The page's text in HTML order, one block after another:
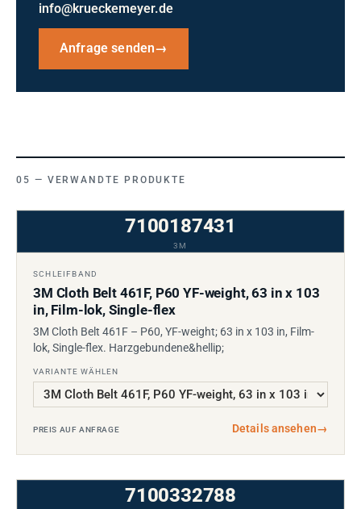
info@krueckemeyer.de
Anfrage senden→
VERWANDTE PRODUKTE
7100187431
3M
SCHLEIFBAND
3M Cloth Belt 461F, P60 YF-weight, 63 in x 103
in, Film-lok, Single-flex
3M Cloth Belt 461F – P60, YF-weight; 63 in x 103 in, Film-
lok, Single-flex. Harzgebundene&hellip;
VARIANTE WÄHLEN
PREIS AUF ANFRAGE Details ansehen→
7100332788